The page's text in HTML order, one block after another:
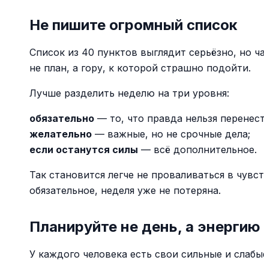
Не пишите огромный список
Список из 40 пунктов выглядит серьёзно, но
не план, а гору, к которой страшно подойти.
Лучше разделить неделю на три уровня:
обязательно — то, что правда нельзя
желательно — важные, но не срочные дела;
если останутся силы — всё дополнительное.
Так становится легче не проваливаться в
обязательное, неделя уже не потеряна.
Планируйте не день, а энергию
У каждого человека есть свои сильные и